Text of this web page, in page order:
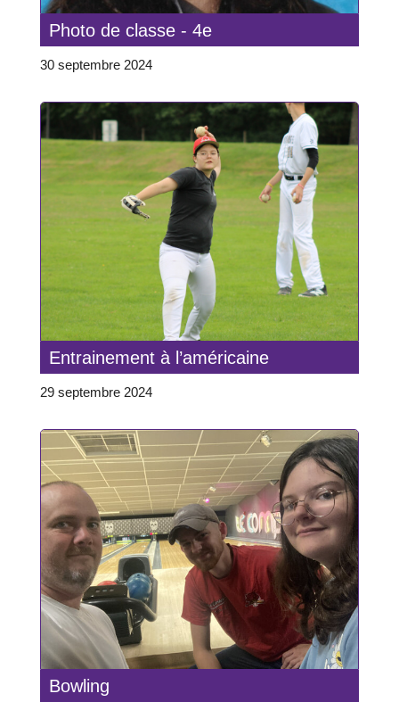
Photo de classe - 4e
30 septembre 2024
Entrainement à l’américaine
29 septembre 2024
Bowling